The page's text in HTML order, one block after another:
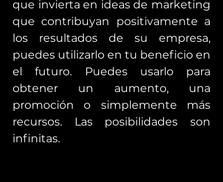
que invierta en ideas de marketing
que contribuyan positivamente a
los resultados de su empresa,
puedes utilizarlo en tu beneficio en
el futuro. Puedes usarlo para
obtener un aumento, una
promoción o simplemente más
recursos. Las posibilidades son
infinitas.